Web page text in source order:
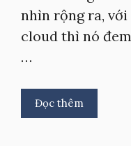
nhìn rộng ra,
cloud thì nó
…
Đọc thêm